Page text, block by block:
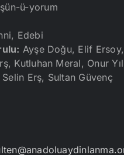
ü-yorum
Edebi
Ayşe Doğu, Elif
Kutluhan Meral, Onur
Erş, Sultan Güvenç